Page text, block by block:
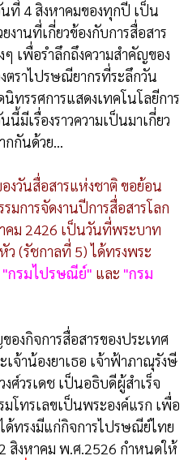
ที่ 4 สิงหาคมของทุกปี เป็น
งานที่เกี่ยวข้องกับการสื่อสาร
เพื่อรำลึกถึงความสำคัญของ
ตราไปรษณียากรที่ระลึกวัน
ทรรศการแสดงเทคโนโลยีการ
มีเรื่องราวความเป็นมาเกี่ยว
กกันด้วย...
งวันสื่อสารแห่งชาติ ขอย้อน
การจัดงานปีการสื่อสารโลก
คม 2426 เป็นวันที่พระบาท
ว (รัชกาลที่ 5) ได้ทรงพระ
"กรมไปรษณีย์" และ "กรม
งกิจการสื่อสารของประเทศ
จ้าน้องยาเธอ เจ้าฟ้าภาณุรังษี
ศ์วรเดช เป็นอธิบดีผู้สำเร็จ
โทรเลขเป็นพระองค์แรก เพื่อ
ทรงมีแก่กิจการไปรษณีย์ไทย
สิงหาคม พ.ศ.2526 กำหนดให้